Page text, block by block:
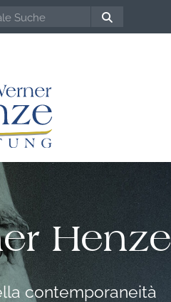
Henze
contemporaneità